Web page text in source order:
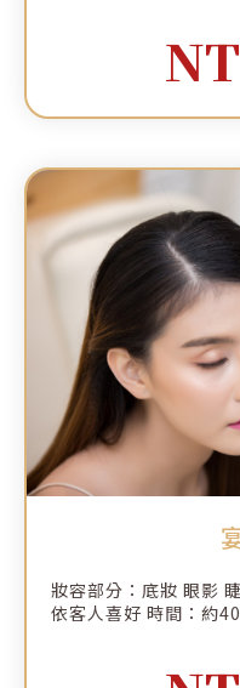
妝容部分：底妝 眼影
依客人喜好 時間：約